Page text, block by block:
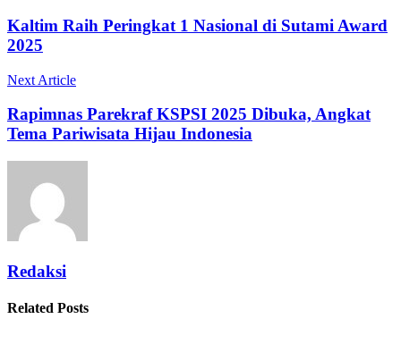
Kaltim Raih Peringkat 1 Nasional di Sutami Award
2025
Next Article
Rapimnas Parekraf KSPSI 2025 Dibuka, Angkat
Tema Pariwisata Hijau Indonesia
Redaksi
Related Posts